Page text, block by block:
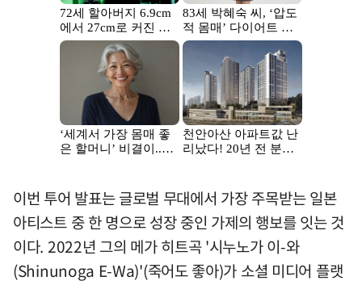
이번 투어 발표는 글로벌 무대에서 가장 주목받는 일본
아티스트 중 한 명으로 성장 중인 가제의 행보를 잇는 것
이다. 2022년 그의 메가 히트곡 '시누노가 이-와
(Shinunoga E-Wa)'(죽어도 좋아)가 소셜 미디어 플랫